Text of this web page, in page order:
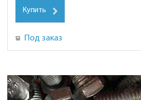
Купить
Под заказ